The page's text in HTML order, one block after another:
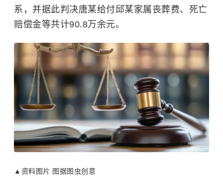
系，并据此判决唐某给付邱某家属丧葬费、死亡
赔偿金等共计90.8万余元。
▲资料图片 图据图虫创意